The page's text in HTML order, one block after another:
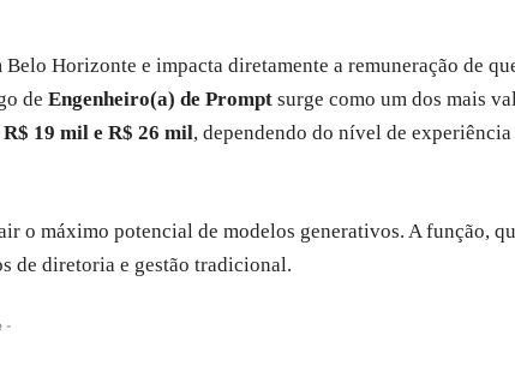
Horizonte e impacta diretamente a remuneração de
de Engenheiro(a) de Prompt surge como um dos mais
R$ 19 mil e R$ 26 mil, dependendo do nível de
o máximo potencial de modelos generativos. A função,
de diretoria e gestão tradicional.
-